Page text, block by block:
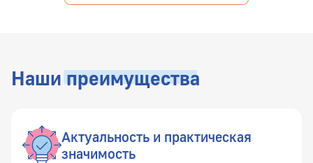
Нашипреимущества
Актуальность и практическая
значимость